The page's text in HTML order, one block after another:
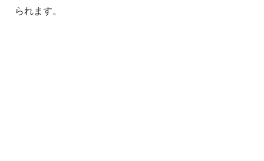
られます。